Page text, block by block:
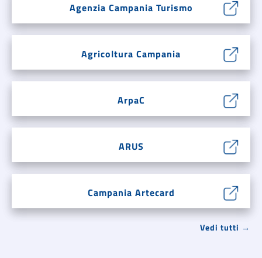
Agenzia Campania Turismo
Agricoltura Campania
ArpaC
ARUS
Campania Artecard
Vedi tutti →